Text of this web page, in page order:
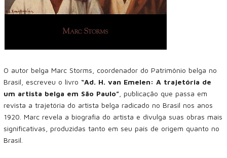
O autor belga Marc Storms, coordenador do Patrimônio belga no
Brasil, escreveu o livro “Ad. H. van Emelen: A trajetória de
um artista belga em São Paulo” , publicação que passa em
revista a trajetória do artista belga radicado no Brasil nos anos
1920. Marc revela a biografia do artista e divulga suas obras mais
significativas, produzidas tanto em seu país de origem quanto no
Brasil.